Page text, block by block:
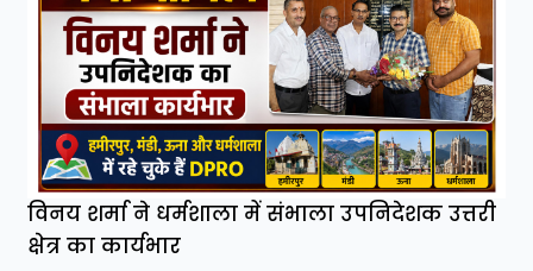
विनय शर्मा ने धर्मशाला में संभाला उपनिदेशक उत्तरी
क्षेत्र का कार्यभार